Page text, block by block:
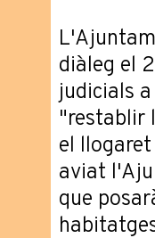
diàleg el
judicials
"restablir
el
aviat
que